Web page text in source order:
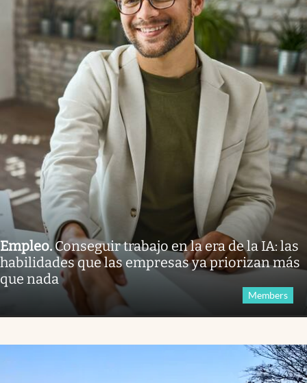
Empleo.Conseguir trabajo en la era de la IA: las
habilidades que las empresas ya priorizan más
que nada
Members